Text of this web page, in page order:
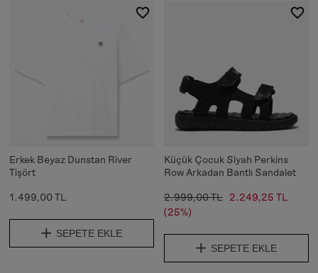
Erkek Beyaz Dunstan River
Tişört
1.499,00 TL
SEPETE EKLE
Küçük Çocuk Siyah Perkins
Row Arkadan Bantlı Sandalet
2.999,00 TL
2.249,25 TL
(25%)
SEPETE EKLE